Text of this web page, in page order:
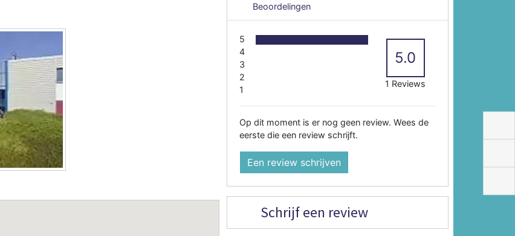
Beoordelingen
5
4
3
2
1
5.0
1 Reviews
Op dit moment is er nog geen review. Wees de
eerste die een review schrijft.
Een review schrijven
Schrijf een review